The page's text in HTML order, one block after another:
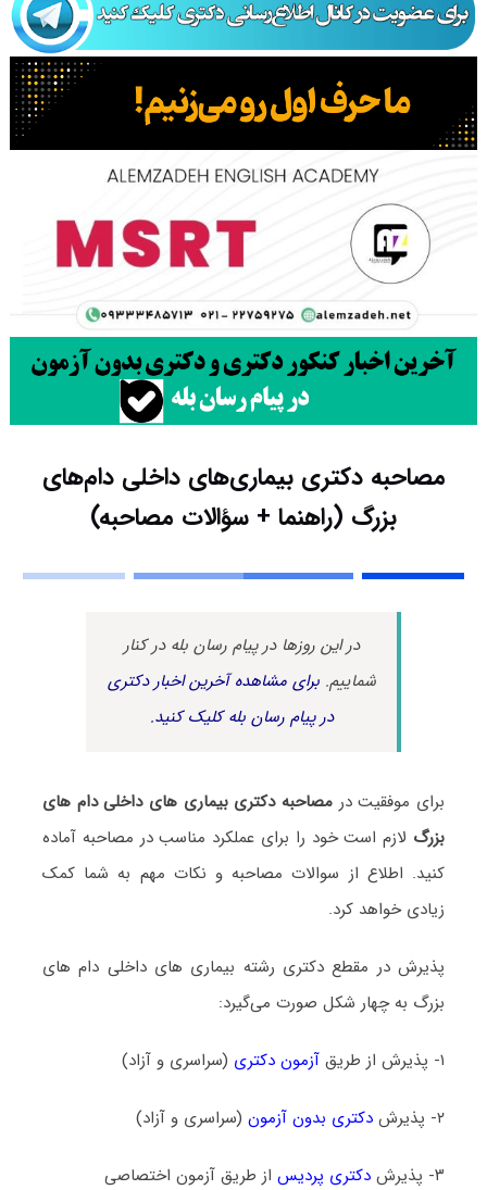
مصاحبه دکتری بیماری‌های داخلی دام‌های
بزرگ (راهنما + سؤالات مصاحبه)
در این روزها در پیام رسان بله در کنار
شماییم.برای مشاهده آخرین اخبار دکتری
در پیام رسان بله کلیک کنید.
برای موفقیت در مصاحبه دکتری بیماری ‌های داخلی دام‌ های
بزرگ لازم است خود را برای عملکرد مناسب در مصاحبه آماده
کنید. اطلاع از سوالات مصاحبه و نکات مهم به شما کمک
زیادی خواهد کرد.
پذیرش در مقطع دکتری رشته بیماری ‌های داخلی دام‌ های
بزرگ به چهار شکل صورت می‌گیرد:
۱- پذیرش از طریق آزمون دکتری (سراسری و آزاد)
۲- پذیرش دکتری بدون آزمون(سراسری و آزاد)
۳- پذیرش دکتری پردیساز طریق آزمون اختصاصی